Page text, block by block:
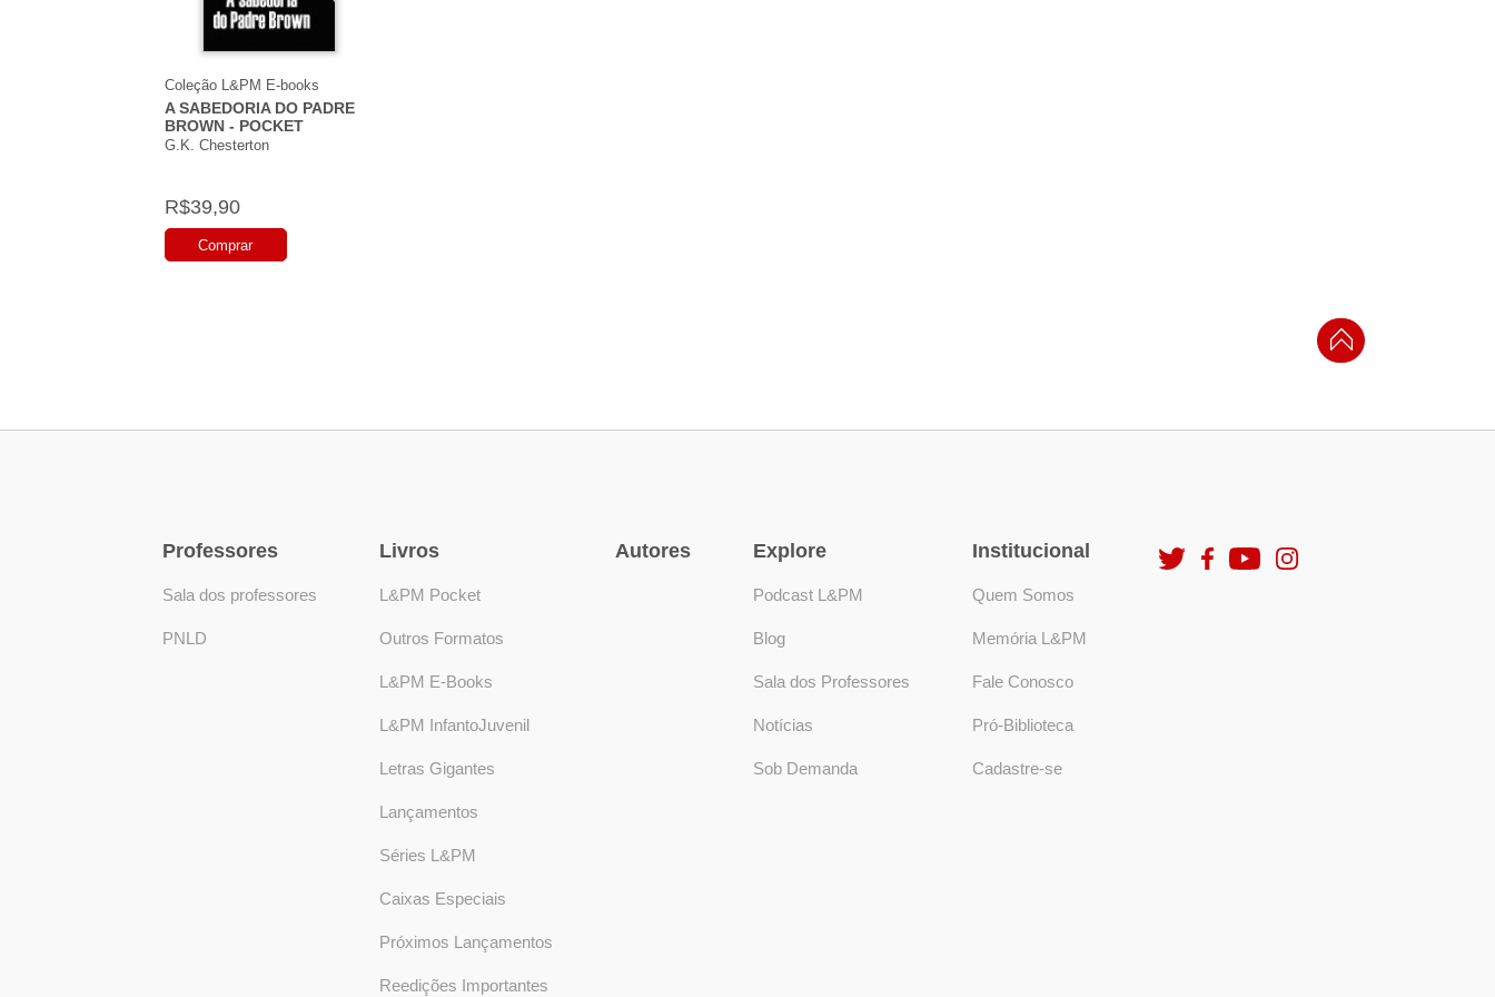
Coleção L&PM E-books
A SABEDORIA DO PADRE
BROWN - POCKET
G.K. Chesterton
R$39,90
Comprar
Professores
Sala dos professores
PNLD
Livros
L&PM Pocket
Outros Formatos
L&PM E-Books
L&PM InfantoJuvenil
Letras Gigantes
Lançamentos
Séries L&PM
Caixas Especiais
Próximos Lançamentos
Reedições Importantes
Autores Explore
Podcast L&PM
Blog
Sala dos Professores
Notícias
Sob Demanda
Institucional
Quem Somos
Memória L&PM
Fale Conosco
Pró-Biblioteca
Cadastre-se